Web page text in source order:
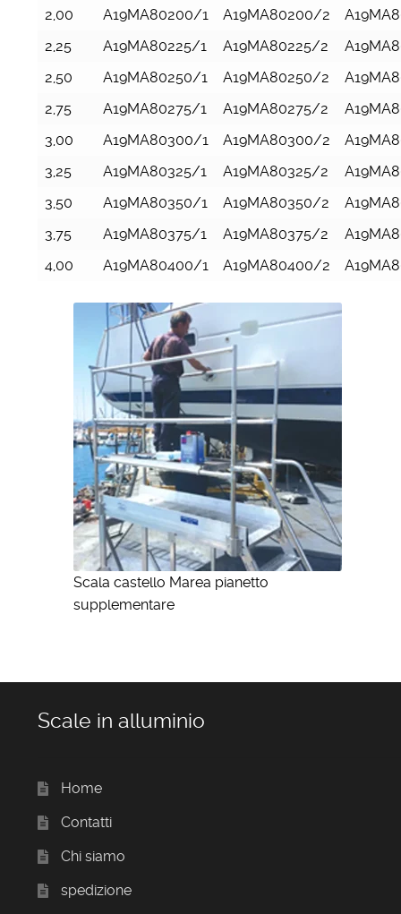
2,00 A19MA80200/1 A19MA80200/2
2,25
A19MA80225/1 A19MA80225/2
2,50
A19MA80250/1 A19MA80250/2
2,75
A19MA80275/1 A19MA80275/2
3,00
A19MA80300/1 A19MA80300/2
3,25
A19MA80325/1 A19MA80325/2
3,50
A19MA80350/1 A19MA80350/2
3,75
A19MA80375/1 A19MA80375/2
4,00
A19MA80400/1 A19MA80400/2
Scala castello Marea pianetto
supplementare
Scale in alluminio
Home
Contatti
Chi siamo
spedizione